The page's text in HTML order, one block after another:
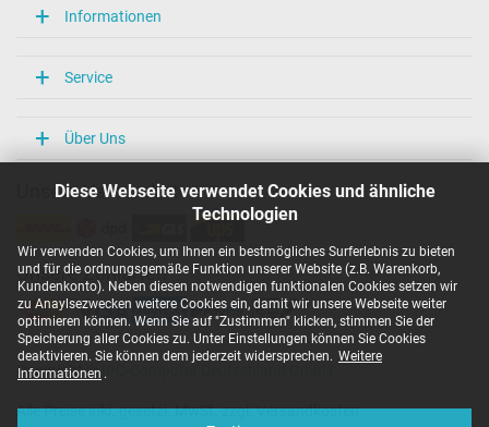
Diese Webseite verwendet Cookies und ähnliche
Technologien
Wir verwenden Cookies, um Ihnen ein bestmögliches Surferlebnis zu bieten
und für die ordnungsgemäße Funktion unserer Website (z.B. Warenkorb,
Kundenkonto). Neben diesen notwendigen funktionalen Cookies setzen wir
zu Anaylsezwecken weitere Cookies ein, damit wir unsere Webseite weiter
optimieren können. Wenn Sie auf "Zustimmen" klicken, stimmen Sie der
Speicherung aller Cookies zu. Unter Einstellungen können Sie Cookies
deaktivieren. Sie können dem jederzeit widersprechen. Weitere
Informationen .
Prüfsiegel
TÜV Geprüfte Sicherheit
Kategorie
Netzteil
Verwendung
Informationen
Service
Über Uns
Unsere Versandarten
Unsere Zahlarten
Copyright ©
Alle Preise inkl. gesetzl. MwSt. zzgl. Versandkosten